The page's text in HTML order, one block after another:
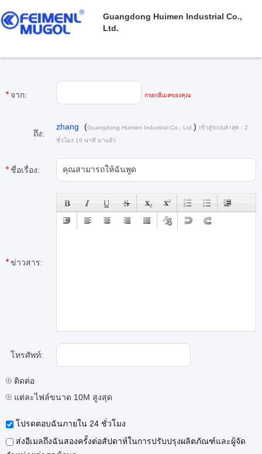
Guangdong Huimen Industrial Co.,
Ltd.
จาก: กรอกอีเมลของคุณ
ถึง:
zhang (Guangdong Huimen Industrial Co., Ltd. ) เข้าสู่ระบบล่าสุด : 2
ชั่วโมง 16 นาที มาแล้ว
ชื่อเรื่อง:
ข่าวสาร:
โทรศัพท์:
ติดต่อ
แต่ละไฟล์ขนาด 10M สูงสุด
โปรดตอบฉันภายใน 24 ชั่วโมง
ส่งอีเมลถึงฉันสองครั้งต่อสัปดาห์ในการปรับปรุงผลิตภัณฑ์และผู้จัด